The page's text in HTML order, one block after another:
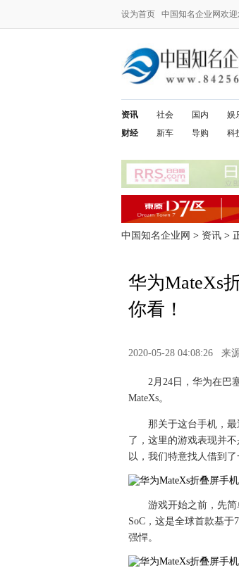
设为首页 中国知名企业网欢迎
资讯
财经
社会
新车
国内
导购
娱
科
中国知名企业网 > 资讯 >
华为MateXs
你看！
2020-05-28 04:08:26 来
2月24日，华为在巴
MateXs。
那关于这台手机，
了，这里的游戏表现并
以，我们特意找人借到
游戏开始之前，先
SoC，这是全球首款基于
强悍。